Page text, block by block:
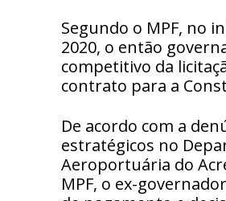
Segundo o MPF, no
2020, o então
competitivo da
contrato para a
De acordo com a
estratégicos no
Aeroportuária do
MPF, o ex-